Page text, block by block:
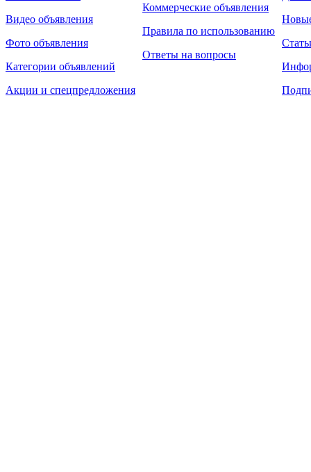
Видео объявления
Фото объявления
Категории объявлений
Акции и спецпредложения
Коммерческие объявления
Правила по использованию
Ответы на вопросы